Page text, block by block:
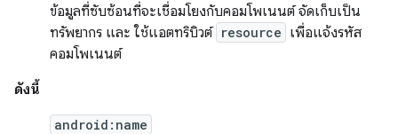
ข้อมูลที่ซับซ้อนที่จะเชื่อมโยงกับคอมโพเนนต์ จัดเก็บเป็น
ทรัพยากร และ ใช้แอตทริบิวต์ resource เพื่อแจ้งรหัส
คอมโพเนนต์
ดังนี้
android:name